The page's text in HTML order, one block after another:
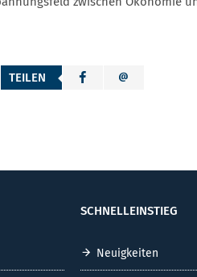
TEILEN
SCHNELLEINSTIEG
Neuigkeiten